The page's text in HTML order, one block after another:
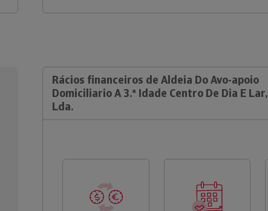
Rácios financeiros de Aldeia Do Avo-apoio
Domiciliario A 3.ª Idade Centro De Dia E Lar,
Lda.